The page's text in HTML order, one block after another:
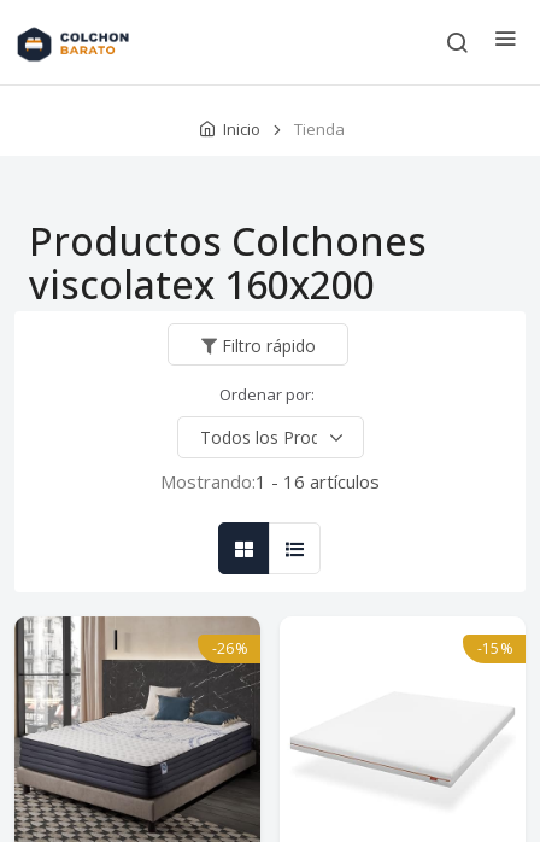
Inicio Tienda
Productos Colchones
viscolatex 160x200
Filtro rápido
Ordenar por:
Mostrando:1 - 16 artículos
-26% -15%